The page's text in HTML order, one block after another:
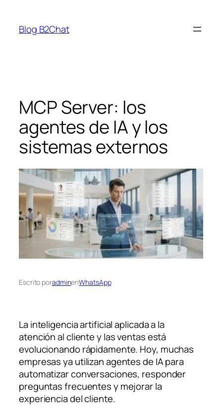
contenido
Blog B2Chat
MCP Server: los
agentes de IA y los
sistemas externos
Escrito poradminenWhatsApp
La inteligencia artificial aplicada a la
atención al cliente y las ventas está
evolucionando rápidamente. Hoy, muchas
empresas ya utilizan agentes de IA para
automatizar conversaciones, responder
preguntas frecuentes y mejorar la
experiencia del cliente.